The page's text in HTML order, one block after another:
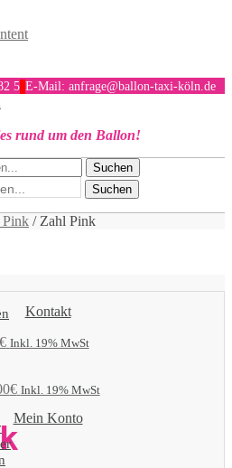
5 E-Mail: anfrage@ballon-taxi-köln.de
rund um den Ballon!
Suchen
Kontakt
Mein Konto
Suchen
Pink / Zahl Pink
Inkl. 19% MwSt
€ Inkl. 19% MwSt